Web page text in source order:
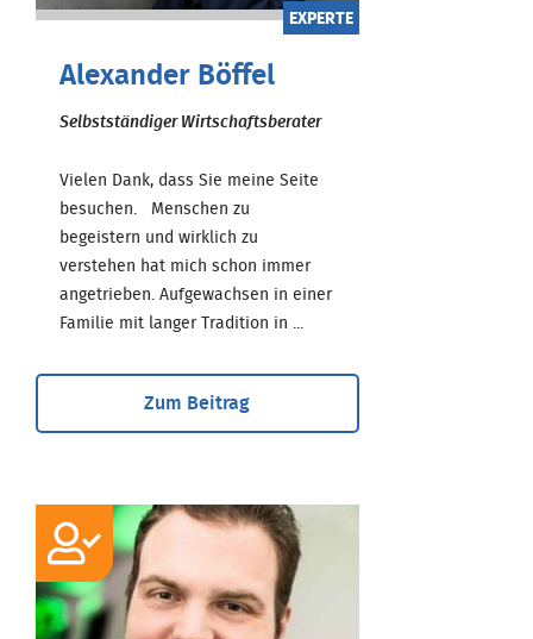
EXPERTE
Alexander Böffel
Selbstständiger Wirtschaftsberater
Vielen Dank, dass Sie meine Seite
besuchen. Menschen zu
begeistern und wirklich zu
verstehen hat mich schon immer
angetrieben. Aufgewachsen in einer
Familie mit langer Tradition in ...
Zum Beitrag